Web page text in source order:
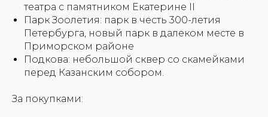
театра с памятником Екатерине II
Парк Зоолетия: парк в честь 300-летия
Петербурга, новый парк в далеком месте в
Приморском районе
Подкова: небольшой сквер со скамейками
перед Казанским собором.
За покупками: